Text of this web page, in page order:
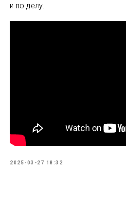
и по делу.
2025-03-27 18:32